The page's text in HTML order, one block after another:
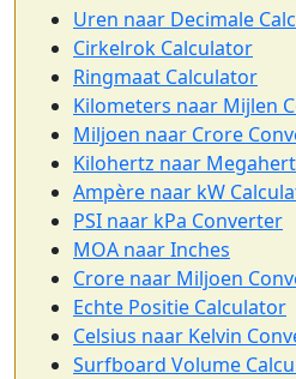
Uren naar Decimale
Cirkelrok Calculator
Ringmaat Calculator
Kilometers naar Mijlen
Miljoen naar Crore
Kilohertz naar
Ampère naar kW
PSI naar kPa Converter
MOA naar Inches
Crore naar Miljoen
Echte Positie Calculator
Celsius naar Kelvin
Surfboard Volume